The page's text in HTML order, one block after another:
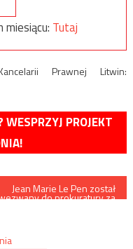
Tutaj
Prawnej Litwin:
PROJEKT
Jean Marie Le Pen został
do prokuratury za